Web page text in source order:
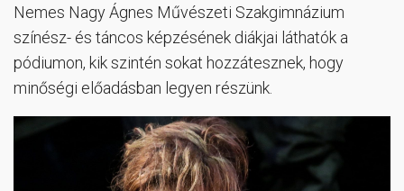
Nemes Nagy Ágnes Művészeti Szakgimnázium
színész- és táncos képzésének diákjai láthatók a
pódiumon, kik szintén sokat hozzátesznek, hogy
minőségi előadásban legyen részünk.